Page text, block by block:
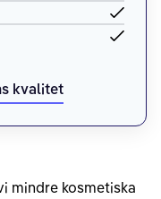
kvalitet
mindre kosmetiska